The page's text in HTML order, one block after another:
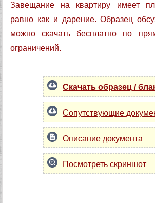
Завещание на квартиру имеет
равно как и дарение. Образец
можно скачать бесплатно по
ограничений.
Скачать образец /
Сопутствующие
Описание документа
Посмотреть скриншот